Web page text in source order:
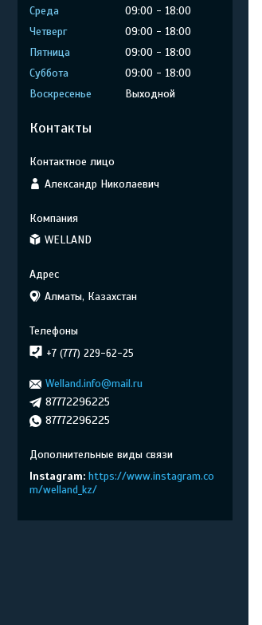
Среда
09:00
18:00
Четверг
09:00
18:00
Пятница
09:00
18:00
Суббота
09:00
18:00
Воскресенье
Выходной
Контакты
Александр Николаевич
WELLAND
Алматы, Казахстан
+7 (777) 229-62-25
Welland.info@mail.ru
87772296225
87772296225
Instagram https://www.instagram.co
m/welland_kz/